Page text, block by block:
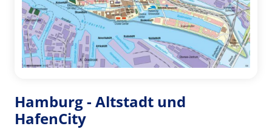
Hamburg - Altstadt und
HafenCity